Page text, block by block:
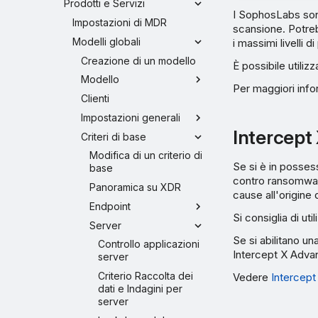
Prodotti e Servizi
Impostazioni di MDR
Modelli globali
Creazione di un modello
Modello
Clienti
Impostazioni generali
Criteri di base
Modifica di un criterio di
base
Panoramica su XDR
Endpoint
Server
Controllo applicazioni
server
Criterio Raccolta dei
dati e Indagini per
server
I SophosLabs
scansione.
i massimi livelli
È possibile
Per maggiori
Intercept
Se si è in
contro
cause all'origine
Si consiglia di
Se si abilitano
Intercept X
Vedere